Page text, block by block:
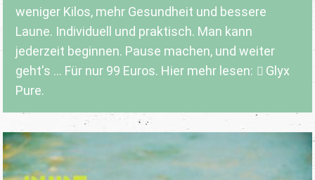
weniger Kilos, mehr Gesundheit und bessere
Laune. Individuell und praktisch. Man kann
jederzeit beginnen. Pause machen, und weiter
geht's ... Für nur 99 Euros. Hier mehr lesen:
Glyx
Pure.